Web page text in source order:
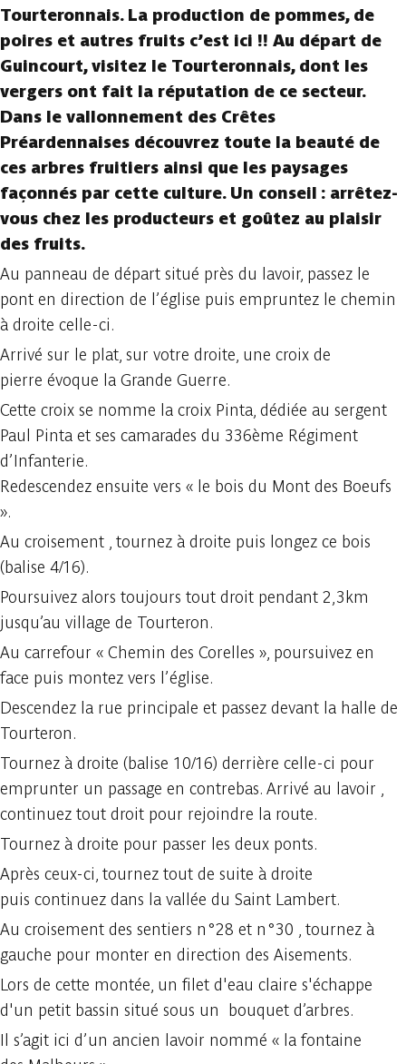
Tourteronnais. La production de pommes, de
poires et autres fruits c’est ici !! Au départ de
Guincourt, visitez le Tourteronnais, dont les
vergers ont fait la réputation de ce secteur.
Dans le vallonnement des Crêtes
Préardennaises découvrez toute la beauté de
ces arbres fruitiers ainsi que les paysages
façonnés par cette culture. Un conseil : arrêtez-
vous chez les producteurs et goûtez au plaisir
des fruits.
Au panneau de départ situé près du lavoir, passez le
pont en direction de l’église puis empruntez le chemin
à droite celle-ci.
Arrivé sur le plat, sur votre droite, une croix de
pierre évoque la Grande Guerre.
Cette croix se nomme la croix Pinta, dédiée au sergent
Paul Pinta et ses camarades du 336ème Régiment
d’Infanterie.
Redescendez ensuite vers « le bois du Mont des Boeufs
».
Au croisement , tournez à droite puis longez ce bois
(balise 4/16).
Poursuivez alors toujours tout droit pendant 2,3km
jusqu’au village de Tourteron.
Au carrefour « Chemin des Corelles », poursuivez en
face puis montez vers l’église.
Descendez la rue principale et passez devant la halle de
Tourteron.
Tournez à droite (balise 10/16) derrière celle-ci pour
emprunter un passage en contrebas. Arrivé au lavoir ,
continuez tout droit pour rejoindre la route.
Tournez à droite pour passer les deux ponts.
Après ceux-ci, tournez tout de suite à droite
puis continuez dans la vallée du Saint Lambert.
Au croisement des sentiers n°28 et n°30 , tournez à
gauche pour monter en direction des Aisements.
Lors de cette montée, un filet d'eau claire s'échappe
d'un petit bassin situé sous un bouquet d’arbres.
Il s’agit ici d’un ancien lavoir nommé « la fontaine